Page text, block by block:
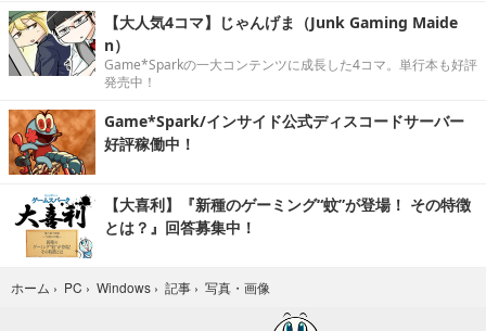
【大人気4コマ】じゃんげま（Junk Gaming Maide
n）
Game*Sparkの一大コンテンツに成長した4コマ。単行本も好評
発売中！
Game*Spark/インサイド公式ディスコードサーバー
好評稼働中！
【大喜利】『新種のゲーミング“蚊”が登場！ その特徴
とは？』回答募集中！
ホーム › PC › Windows › 記事 › 写真・画像